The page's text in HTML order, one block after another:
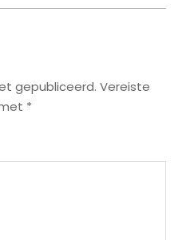
gepubliceerd. Vereiste
*